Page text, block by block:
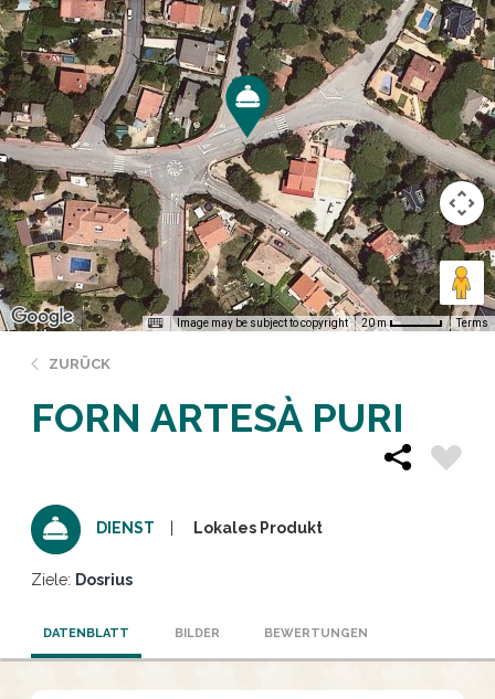
Image may be subject to copyright 20 m Terms
ZURÜCK
FORN ARTESÀ PURI
DIENST Lokales Produkt
Ziele: Dosrius
DATENBLATT BILDER BEWERTUNGEN